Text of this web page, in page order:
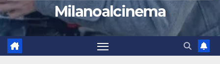
Milanoalcinema